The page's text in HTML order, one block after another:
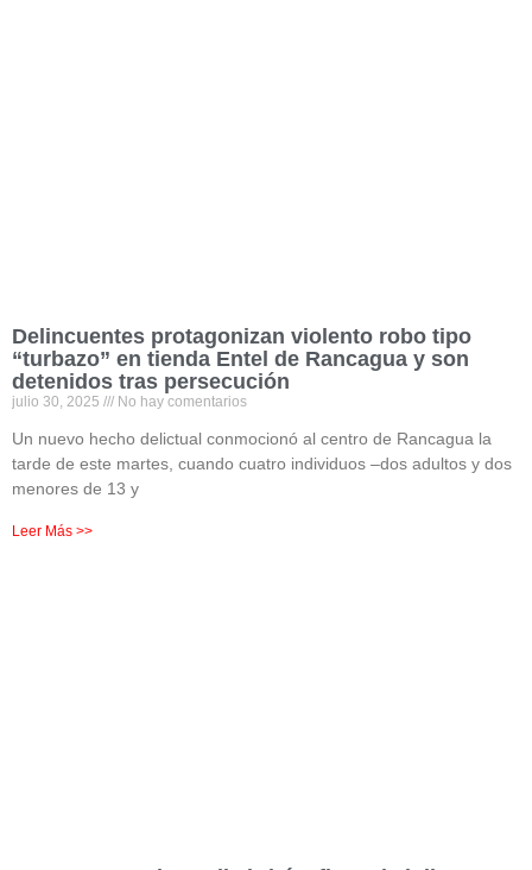
Delincuentes protagonizan violento robo tipo
“turbazo” en tienda Entel de Rancagua y son
detenidos tras persecución
julio 30, 2025 No hay comentarios
Un nuevo hecho delictual conmocionó al centro de Rancagua la
tarde de este martes, cuando cuatro individuos –dos adultos y dos
menores de 13 y
Leer Más >>